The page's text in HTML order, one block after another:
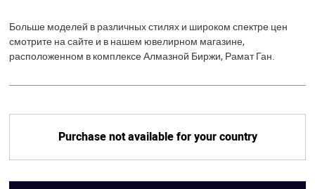
Больше моделей в различных стилях и широком спектре цен
смотрите на сайте и в нашем ювелирном магазине,
расположенном в комплексе Алмазной Биржи, Рамат Ган.
Purchase not available for your country